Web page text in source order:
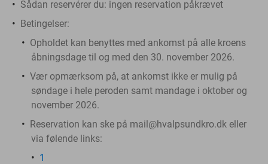
Sådan reservérer du: ingen reservation påkrævet
Betingelser:
Opholdet kan benyttes med ankomst på alle kroens
åbningsdage til og med den 30. november 2026.
Vær opmærksom på, at ankomst ikke er mulig på
søndage i hele peroden samt mandage i oktober og
november 2026.
Reservation kan ske på mail@hvalpsundkro.dk eller
via følende links:
1